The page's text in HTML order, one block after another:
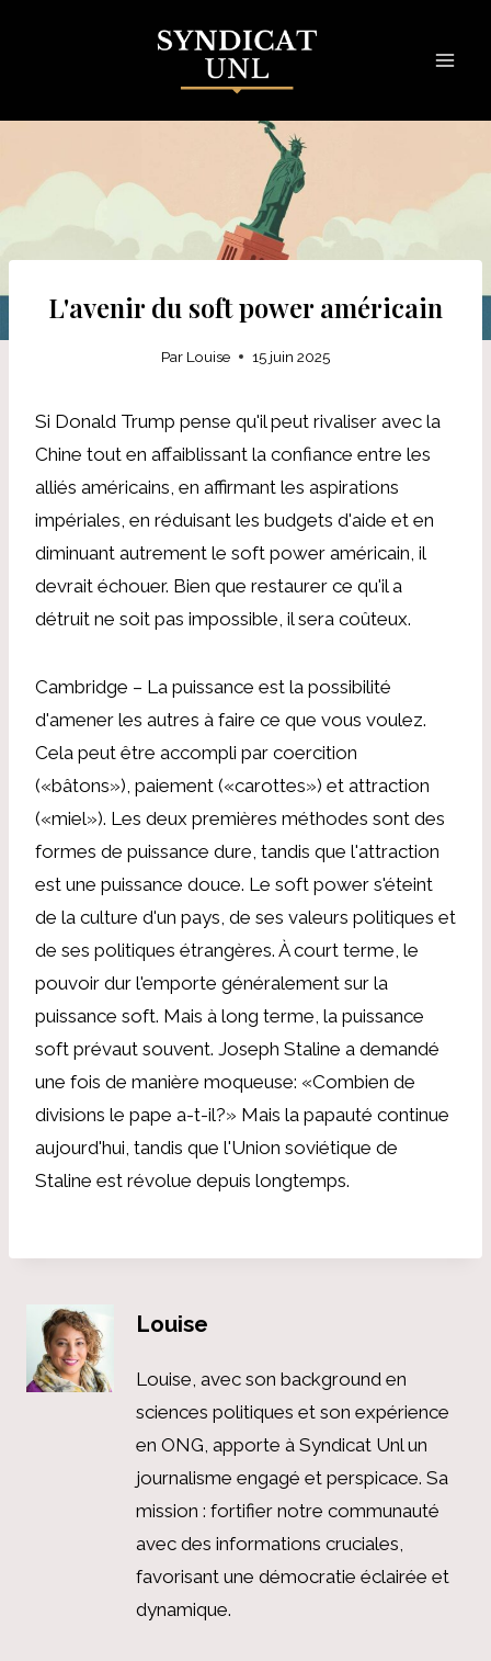
L'avenir du soft power américain
Par Louise 15 juin 2025
Si Donald Trump pense qu'il peut rivaliser avec la
Chine tout en affaiblissant la confiance entre les
alliés américains, en affirmant les aspirations
impériales, en réduisant les budgets d'aide et en
diminuant autrement le soft power américain, il
devrait échouer. Bien que restaurer ce qu'il a
détruit ne soit pas impossible, il sera coûteux.
Cambridge – La puissance est la possibilité
d'amener les autres à faire ce que vous voulez.
Cela peut être accompli par coercition
(«bâtons»), paiement («carottes») et attraction
(«miel»). Les deux premières méthodes sont des
formes de puissance dure, tandis que l'attraction
est une puissance douce. Le soft power s'éteint
de la culture d'un pays, de ses valeurs politiques et
de ses politiques étrangères. À court terme, le
pouvoir dur l'emporte généralement sur la
puissance soft. Mais à long terme, la puissance
soft prévaut souvent. Joseph Staline a demandé
une fois de manière moqueuse: «Combien de
divisions le pape a-t-il?» Mais la papauté continue
aujourd'hui, tandis que l'Union soviétique de
Staline est révolue depuis longtemps.
Louise
Louise, avec son background en
sciences politiques et son expérience
en ONG, apporte à Syndicat Unl un
journalisme engagé et perspicace. Sa
mission : fortifier notre communauté
avec des informations cruciales,
favorisant une démocratie éclairée et
dynamique.